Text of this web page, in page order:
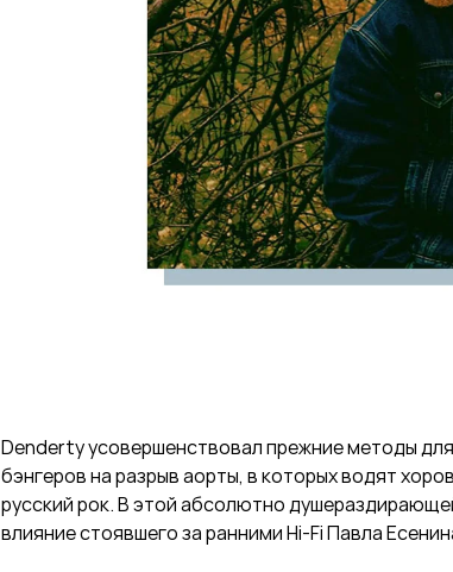
Denderty усовершенствовал прежние методы
бэнгеров на разрыв аорты, в которых водят
русский рок. В этой абсолютно
влияние стоявшего за ранними Hi-Fi Павла